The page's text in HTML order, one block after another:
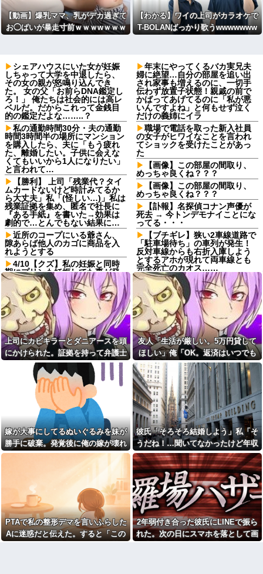
【動画】爆乳ママ、乳がデカ過ぎて
お◯ぱいが暴走寸前ｗｗｗwｗｗｗ
【わかる】ワイの上司がカラオケで
T-BOLANばっかり歌うwwwwwww
シェアハウスにいた女が妊娠
しちゃって大学を中退したら、
その女の親が怒鳴り込んでき
た。 女の父「お前らDNA鑑定し
ろ！」 俺たちは社会的には高レ
ベルだ。だからこれって金銭目
的の鑑定だよな……..？
私の通勤時間30分・夫の通勤
時間3時間半の場所にマンション
を購入したら、夫に「もう疲れ
た、離婚したい。子供に会えな
くてもいいから1人になりたい」
と言われて…
【勝利】 上司「残業代？タイ
ムカードないけど時計みてるか
ら大丈夫」私「(怪しい…)」私は
残業証拠を集め、匿名で社長に
『ある手紙』を書いた→効果は
劇的で…とんでもない結果に…
近所のコープにいる爺さん、
隙あらば他人のカゴに商品を入
れようとする
4/10【クズ】私の妊娠と同時
期にプリンも妊娠してた事が発
覚→夫から電話がかかってき
た。父「娘に代われ？その前に
する事があるだろう？」夫「僕
らの恋路を邪魔しないでくださ
い！」
彼の母親と初めて食事した時
に彼母が「私ちゃんは結婚した
ら仕事辞める予定なんですって
ね」と言ってきた
年収1500万の父が退職。父
「退職金も渡したよな？」母
「貯金なんてないよー」父「全
部なくなったの！？」→予想外
の返事に家族騒然となり…
取り放題でてんこ盛りにして
るのはまあ見かけるが持ち帰り
はなしでしょう、、、
母が「学費を親が払うのはお
かしい」と言い出した。その理
由を聞いて思わず耳を疑ってし
「昼間にあんなこと言った自
分がバカ」と勝手に懺悔すら口
にした営業
【うわぁ】 横向き寝、体に負
担があったと判明ｗｗｗｗｗｗ
ｗ
ショートスリーバー堀大輔さ
ん、とんでもない事になるｗｗ
年末にやってくるバカ実兄夫
婦に絶望…自分の部屋を追い出
され家事も増えるのに、一切手
伝わず放置子状態！親戚の前で
かばってあげてるのに「私が悪
いんですよね」と何もせず泣く
だけの義姉にイラ
職場で電話を取った新入社員
の女子がヒワイなことを言われ
てショックを受けたことがあっ
た
【画像】この部屋の間取り、
めっちゃ良くね？？？
【画像】この部屋の間取り、
めっちゃ良くね？？？
【訃報】名探偵コナン声優が
死去 → 今トンデモナイことにな
ってる・・・
【ブチギレ】狭い2車線道路で
「駐車場待ち」の車列が発生！
反対車線からも右折入庫しよう
とするアホが現れて両車線とも
完全死亡のカオス……
職場の流し台に、飲み終わっ
たペットボトルをそのまま放置
する人がいる
【画像】女子高生「ってか、
ヤる？」ｼｭﾊﾞﾊﾞﾊﾞﾊﾞﾊﾞﾊﾞﾊﾞﾊﾞﾊﾞ
ﾊﾞﾊﾞ⇒！！！
「営業の俺が食わせてやって
る」パートを馬鹿にした結果、
社内が荒れ果てて２年で支社が
消滅ｗｗ数年後に会った上司の
能天気すぎる発言に絶句
パートタイマーで月16万稼い
でいるのに月20万使おうとする
のクソ
【画像】人気女子アナさんの
谷〇厳選ｗｗｗｗ他
【修羅場】帰宅したら間男に
フルボッコされた結果…その理
由がこれｗｗｗ
会社クビになった正社員だけ
ど質問ある？
【画像】笑える画像、素敵な
画像、なんでも貼っていけｗｗ
ｗｗｗ
【衝撃】女叩きの弟を陰でサ
ポートする姉…その真意が怖す
ぎるｗｗｗｗ
職場の流し台に、飲み終わっ
上司にカビキラーとダニアースを頭
にかけられた。証拠を持って弁護士
に相談したら...
友人「生活が厳しい。5万円貸して
ほしい」俺「OK。返済はいつでも
いいよ」→後日、友人のSNSを見
て…
嫁が大事にしてるぬいぐるみを妹が
勝手に破棄。発覚後に俺の嫁が壊れ
た
彼氏「そろそろ結婚しよう」私「そ
うだね！…聞いてなかったけど年収
とかって聞いてもいい？」彼氏「2
億かな」私「……は？」
PTAで私の整形デマを言いふらした
Aに迷惑だと伝えた。すると「この
2年弱付き合った彼氏にLINEで振ら
れた。次の日にスマホを落として画